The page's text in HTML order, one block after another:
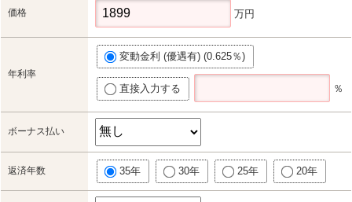
価格 万円
年利率
変動金利 (優遇有) (0.625％)
直接入力する ％
ボーナス払い
返済年数 35年 30年 25年 20年